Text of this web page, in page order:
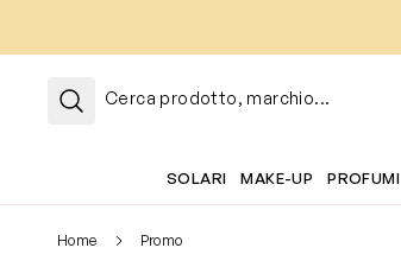
Cerca prodotto, marchio...
SOLARI MAKE-UP PROFUMI
Home Promo